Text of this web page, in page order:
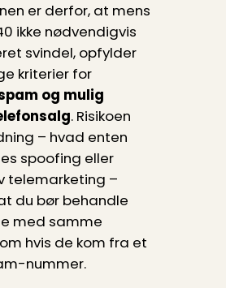
er derfor, at mens
ikke nødvendigvis
svindel, opfylder
kriterier for
og mulig
. Risikoen
– hvad enten
spoofing eller
telemarketing –
du bør behandle
med samme
hvis de kom fra et
nummer.